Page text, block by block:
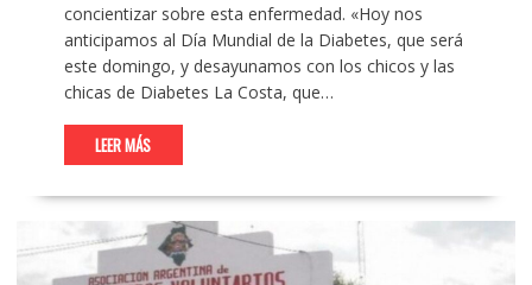
concientizar sobre esta enfermedad. «Hoy nos
anticipamos al Día Mundial de la Diabetes, que será
este domingo, y desayunamos con los chicos y las
chicas de Diabetes La Costa, que…
LEER MÁS